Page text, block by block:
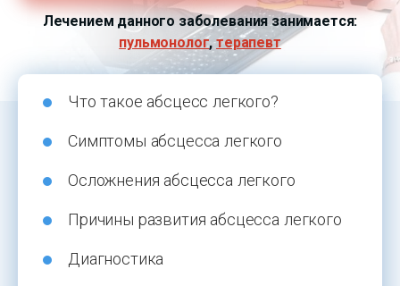
Лечением данного заболевания занимается:
пульмонолог,терапевт
Что такое абсцесс легкого?
Симптомы абсцесса легкого
Осложнения абсцесса легкого
Причины развития абсцесса легкого
Диагностика